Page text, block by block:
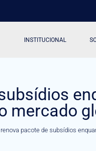
INSTITUCIONAL
mercado
pacote de subsídios